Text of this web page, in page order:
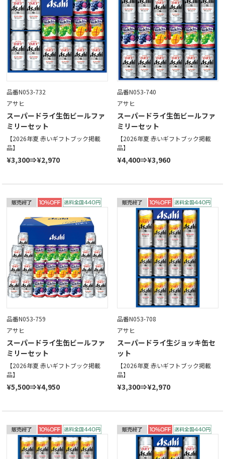
品番N053-732
アサヒ
スーパードライ生缶ビールファ
ミリーセット
【2026年夏 赤いギフトブック掲載
品】
¥3,300⇒¥2,970
品番N053-740
アサヒ
スーパードライ生缶ビールファ
ミリーセット
【2026年夏 赤いギフトブック掲載
品】
¥4,400⇒¥3,960
品番N053-759
アサヒ
スーパードライ生缶ビールファ
ミリーセット
【2026年夏 赤いギフトブック掲載
品】
¥5,500⇒¥4,950
品番N053-708
アサヒ
スーパードライ生ジョッキ缶セ
ット
【2026年夏 赤いギフトブック掲載
品】
¥3,300⇒¥2,970